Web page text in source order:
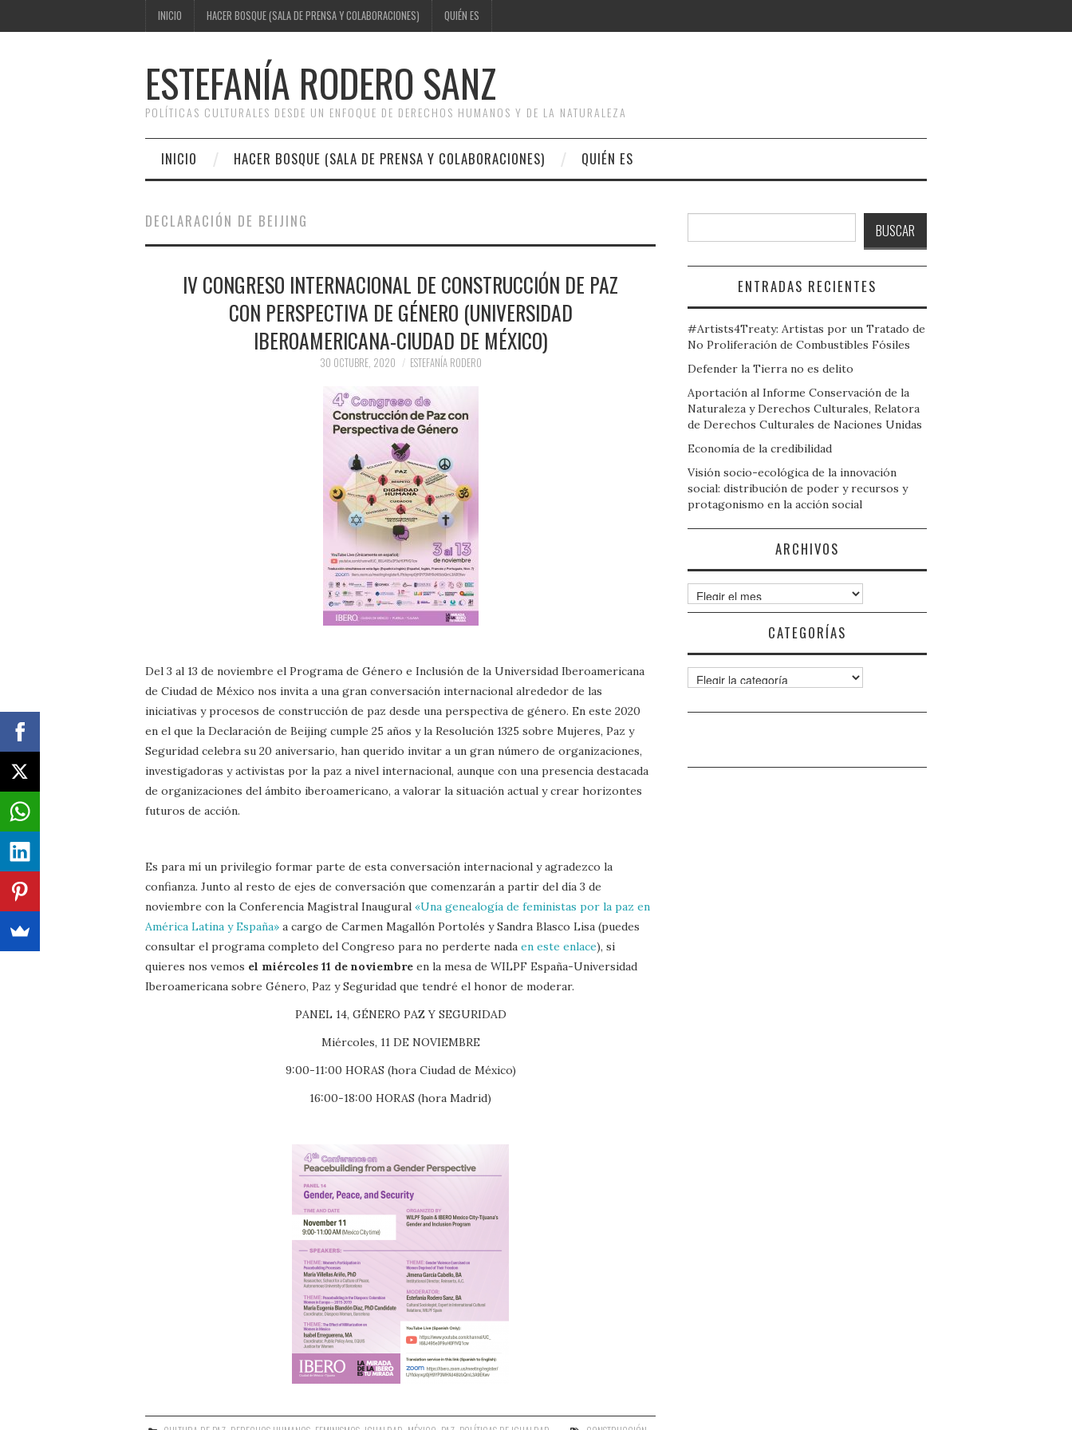
INICIO HACER BOSQUE (SALA DE PRENSA Y COLABORACIONES) QUIÉN ES
ESTEFANÍA RODERO SANZ
POLÍTICAS CULTURALES DESDE UN ENFOQUE DE DERECHOS HUMANOS Y DE LA NATURALEZA
INICIO HACER BOSQUE (SALA DE PRENSA Y COLABORACIONES) QUIÉN ES
DECLARACIÓN DE BEIJING
IV CONGRESO INTERNACIONAL DE CONSTRUCCIÓN DE PAZ
CON PERSPECTIVA DE GÉNERO (UNIVERSIDAD
IBEROAMERICANA-CIUDAD DE MÉXICO)
30 OCTUBRE, 2020 ESTEFANÍA RODERO
Del 3 al 13 de noviembre el Programa de Género e Inclusión de la Universidad Iberoamericana
de Ciudad de México nos invita a una gran conversación internacional alrededor de las
iniciativas y procesos de construcción de paz desde una perspectiva de género. En este 2020
en el que la Declaración de Beijing cumple 25 años y la Resolución 1325 sobre Mujeres, Paz y
Seguridad celebra su 20 aniversario, han querido invitar a un gran número de organizaciones,
investigadoras y activistas por la paz a nivel internacional, aunque con una presencia destacada
de organizaciones del ámbito iberoamericano, a valorar la situación actual y crear horizontes
futuros de acción.
Es para mí un privilegio formar parte de esta conversación internacional y agradezco la
confianza. Junto al resto de ejes de conversación que comenzarán a partir del día 3 de
noviembre con la Conferencia Magistral Inaugural «Una genealogía de feministas por la paz en
América Latina y España» a cargo de Carmen Magallón Portolés y Sandra Blasco Lisa (puedes
consultar el programa completo del Congreso para no perderte nada en este enlace), si
quieres nos vemos el miércoles 11 de noviembre en la mesa de WILPF España-Universidad
Iberoamericana sobre Género, Paz y Seguridad que tendré el honor de moderar.
PANEL 14, GÉNERO PAZ Y SEGURIDAD
Miércoles, 11 DE NOVIEMBRE
9:00-11:00 HORAS (hora Ciudad de México)
16:00-18:00 HORAS (hora Madrid)
BUSCAR
ENTRADAS RECIENTES
#Artists4Treaty: Artistas por un Tratado de
No Proliferación de Combustibles Fósiles
Defender la Tierra no es delito
Aportación al Informe Conservación de la
Naturaleza y Derechos Culturales, Relatora
de Derechos Culturales de Naciones Unidas
Economía de la credibilidad
Visión socio-ecológica de la innovación
social: distribución de poder y recursos y
protagonismo en la acción social
ARCHIVOS
Archivos
CATEGORÍAS
Categorías